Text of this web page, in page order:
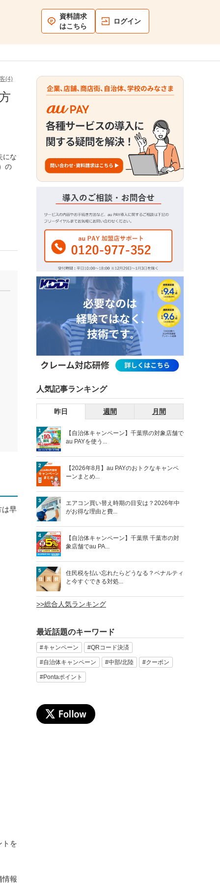
資料請求
はこちら
ログイン
(4)
にな
の
は早
トを
情報
人気記事ランキング
昨日 週間 月間
1
【自治体キャンペーン】千葉県の対象店舗で
au PAYを使う...
2
【2026年8月】au PAYのおトクなキャンペ
ーンまとめ...
3
エアコン買い替え時期の目安は？2026年中
がお得な理由と費...
4
【自治体キャンペーン】千葉県 千葉市の対
象店舗でau PA...
5
住民税を払い忘れたらどうなる？ペナルティ
と今すぐできる対処...
>>総合人気ランキング
最近話題のキーワード
#キャンペーン #QRコード決済
#自治体キャンペーン #中部/北陸 #クーポン
#Pontaポイント